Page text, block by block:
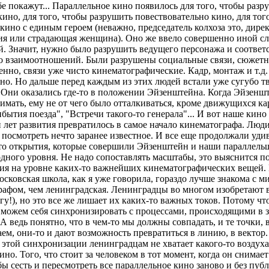
покажут... Параллельное кино появилось для того, чтобы
для того, чтобы разрушить повествовательно кино, для
с единым героем (неважно, председатель колхоза это,
или страдающая женщина). Оно же ввело совершенно иной
Значит, нужно было разрушить ведущего персонажа и
взаимоотношений. Были разрушены социальные связи,
связи уже чисто кинематографические. Кадр, монтаж и
Но дальше перед каждым из этих людей встали уже сугубо
оказались где-то в положении Эйзенштейна. Когда
ему не от чего было отталкиваться, кроме движущихся
поезда", "Встречи такого-то генерала"... И вот наше кино
лет развития превратилось в самое начало кинематографа.
нечто заранее известное. И все еще продолжали
открытия, которые совершили Эйзенштейн и наши
уровня. Не надо сопоставлять масштабы, это выяснится
на уровне каких-то важнейших кинематографических вещей.
школа, как я уже говорила, гораздо лучше знакома с
чем ленинградская. Ленинградцы во многом изобретают
но это все же лишает их каких-то важных токов. Потому
себя синхронизировать с процессами, происходящими в
А ведь понятно, что в чем-то мы должны совпадать, и те точки,
они-то и дают возможность превратиться в линию, в
этой синхронизации ленинградцам не хватает какого-то
Того, что стоит за человеком в тот момент, когда он
сесть и пересмотреть все параллельное кино заново и без